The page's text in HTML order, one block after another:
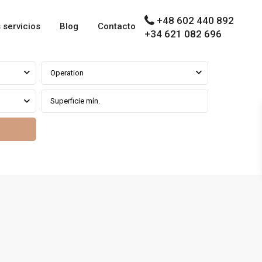
servicios Blog Contacto
+48 602 440 892
+34 621 082 696
Operation